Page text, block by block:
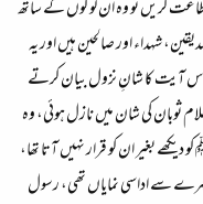
کریں تو وہ ان لوگوں کے ساتھ
شہداء اور صالحین ہیں اور یہ
(النساء :69) علامہ بغوی اس آیت کا شانِ نزول بیان کرتے
کی شان میں نازل ہوئی، وہ
بغیر ان کو قرار نہیں آتا تھا،
سے اداسی نمایاں تھی، رسول